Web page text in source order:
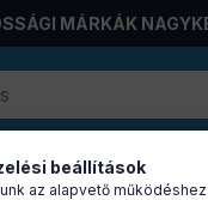
MÁRKÁK
beállítások
az alapvető